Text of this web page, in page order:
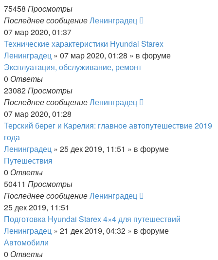
75458 Просмотры
Последнее сообщениеЛенинградец
07 мар 2020, 01:37
Технические характеристики Hyundai Starex
Ленинградец » 07 мар 2020, 01:28 » в форуме
Эксплуатация, обслуживание, ремонт
0 Ответы
23082Просмотры
Последнее сообщениеЛенинградец
07 мар 2020, 01:28
Терский берег и Карелия: главное автопутешествие 2019
года
Ленинградец » 25 дек 2019, 11:51 » в форуме
Путешествия
0 Ответы
50411 Просмотры
Последнее сообщениеЛенинградец
25 дек 2019, 11:51
Подготовка Hyundai Starex 4×4 для путешествий
Ленинградец » 21 дек 2019, 04:32 » в форуме
Автомобили
0 Ответы